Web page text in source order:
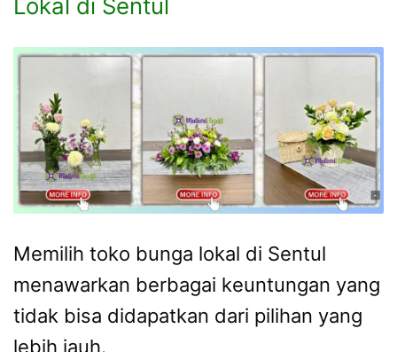
Lokal di Sentul
Memilih toko bunga lokal di Sentul
menawarkan berbagai keuntungan yang
tidak bisa didapatkan dari pilihan yang
lebih jauh.